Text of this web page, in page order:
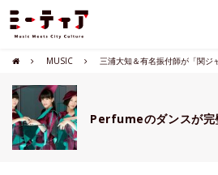
MUSIC 三浦大知＆有名振付師が「関ジ
Perfumeのダンスが完